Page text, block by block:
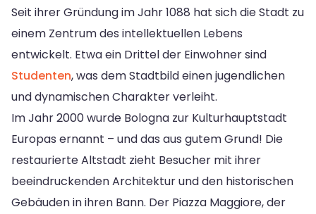
Seit ihrer Gründung im Jahr 1088 hat sich die Stadt zu
einem Zentrum des intellektuellen Lebens
entwickelt. Etwa ein Drittel der Einwohner sind
Studenten, was dem Stadtbild einen jugendlichen
und dynamischen Charakter verleiht.
Im Jahr 2000 wurde Bologna zur Kulturhauptstadt
Europas ernannt – und das aus gutem Grund! Die
restaurierte Altstadt zieht Besucher mit ihrer
beeindruckenden Architektur und den historischen
Gebäuden in ihren Bann. Der Piazza Maggiore, der